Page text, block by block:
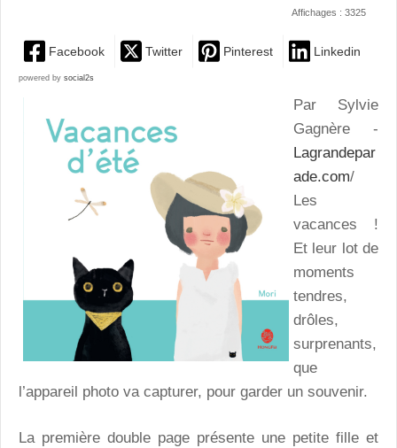
Affichages : 3325
Facebook Twitter Pinterest Linkedin
powered by social2s
Par Sylvie
Gagnère -
Lagrandepar
ade.com/
Les
vacances !
Et leur lot de
moments
tendres,
drôles,
surprenants,
que
l’appareil photo va capturer, pour garder un souvenir.
La première double page présente une petite fille et